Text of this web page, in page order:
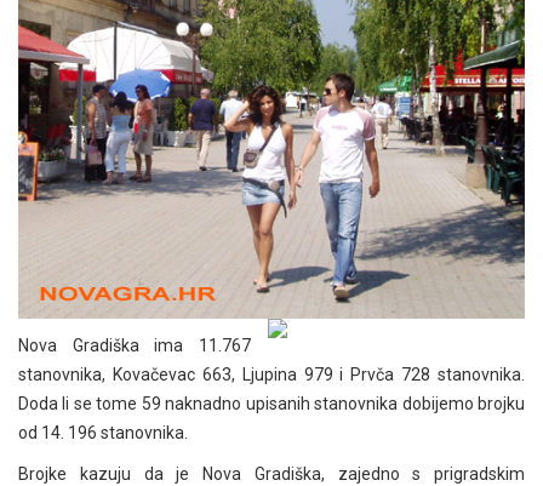
Nova Gradiška ima 11.767
stanovnika, Kovačevac 663, Ljupina 979 i Prvča 728 stanovnika.
Doda li se tome 59 naknadno upisanih stanovnika dobijemo brojku
od 14. 196 stanovnika.
Brojke kazuju da je Nova Gradiška, zajedno s prigradskim